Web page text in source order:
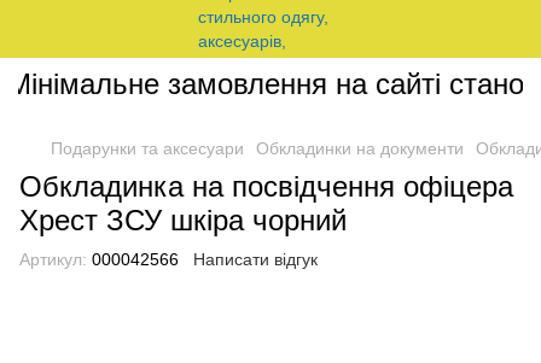
замовлення на сайті
Подарунки та аксесуари Обкладинки на документи
Обкладинка на посвідчення офіцера
Хрест ЗСУ шкіра чорний
Артикул: 000042566 Написати відгук